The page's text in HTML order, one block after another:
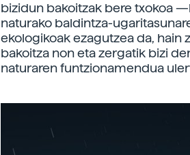
bizidun bakoitzak bere txokoa
naturako baldintza-
ekologikoak ezagutzea da, hain
bakoitza non eta zergatik bizi
naturaren funtzionamendua